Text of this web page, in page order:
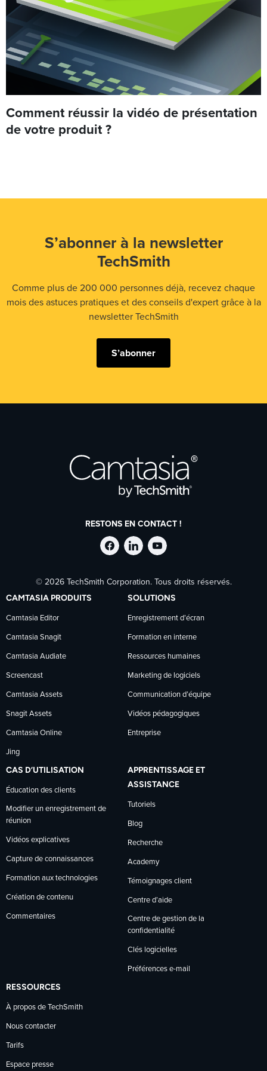
Comment réussir la vidéo de présentation
de votre produit ?
S’abonner à la newsletter
TechSmith
Comme plus de 200 000 personnes déjà, recevez chaque
mois des astuces pratiques et des conseils d'expert grâce à la
newsletter TechSmith
S’abonner
RESTONS EN CONTACT !
Suivre
TechSmith
sur
Facebook
Suivre
TechSmith
sur
LinkedIn
Suivre
TechSmith
sur
YouTube
© 2026 TechSmith Corporation. Tous droits réservés.
CAMTASIA PRODUITS
Camtasia Editor
Camtasia Snagit
Camtasia Audiate
Screencast
Camtasia Assets
Snagit Assets
Camtasia Online
Jing
SOLUTIONS
Enregistrement d’écran
Formation en interne
Ressources humaines
Marketing de logiciels
Communication d’équipe
Vidéos pédagogiques
Entreprise
CAS D’UTILISATION
Éducation des clients
Modifier un enregistrement de
réunion
Vidéos explicatives
Capture de connaissances
Formation aux technologies
Création de contenu
Commentaires
APPRENTISSAGE ET
ASSISTANCE
Tutoriels
Blog
Recherche
Academy
Témoignages client
Centre d’aide
Centre de gestion de la
confidentialité
Clés logicielles
Préférences e-mail
RESSOURCES
À propos de TechSmith
Nous contacter
Tarifs
Espace presse